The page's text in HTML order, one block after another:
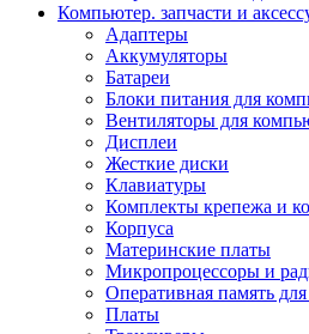
Компьютер. запчасти и
Адаптеры
Аккумуляторы
Батареи
Блоки питания для
Вентиляторы для
Дисплеи
Жесткие диски
Клавиатуры
Комплекты крепежа и
Корпуса
Материнские платы
Микропроцессоры и
Оперативная память
Платы